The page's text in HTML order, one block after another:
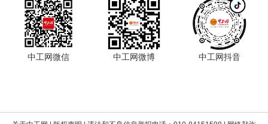
中工网微信 中工网微博 中工网抖音